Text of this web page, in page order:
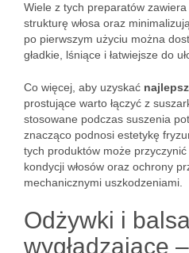
Wiele z tych preparatów
strukturę włosa oraz
po pierwszym użyciu można
gładkie, lśniące i łatwiejsze do
Co więcej, aby uzyskać
prostujące warto łączyć z
stosowane podczas suszenia
znacząco podnosi estetykę
tych produktów może
kondycji włosów oraz ochrony
mechanicznymi uszkodzeniami.
Odżywki i
wygładzające